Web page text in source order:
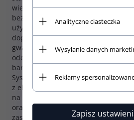
wieloletnie,
bezproblemowe
użytkowanie, a
dopracowana konstrukcja
gwarantuje, że zaczep nie
odepnie się nawet przy
bardzo silnym naprężeniu.
System Straplok składa się
z elementów zakładanych
na stałe na końcach paska
oraz kołków na pasek
zastępujących
Analityczne ciasteczka
Wysyłanie danych
Reklamy
Zapisz